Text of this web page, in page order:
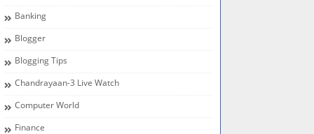
Banking
Blogger
Blogging Tips
Chandrayaan-3 Live Watch
Computer World
Finance